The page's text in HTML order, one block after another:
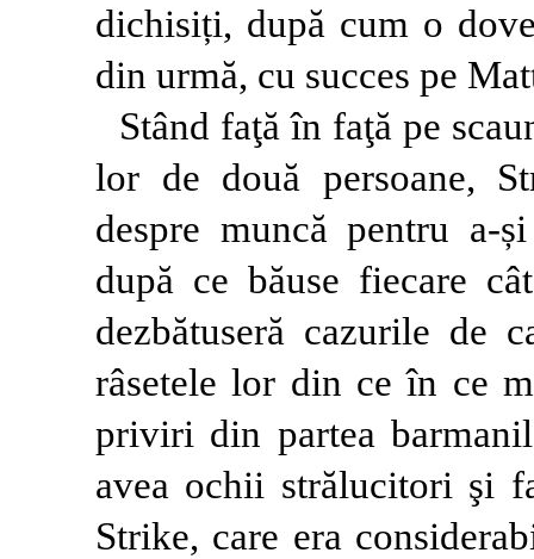
dichisiți, după cum o
din urmă, cu succes pe
Stând faţă în faţă pe
lor de două persoane,
despre muncă pentru a-
după ce băuse fiecare
dezbătuseră cazurile de
râsetele lor din ce în ce
priviri din partea
avea ochii strălucitori şi
Strike, care era